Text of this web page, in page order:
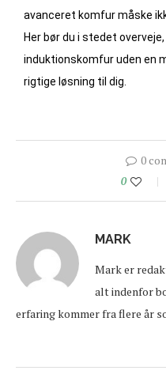
avanceret komfur måske
Her bør du i stedet
induktionskomfur uden en
rigtige løsning til dig.
0
0
MARK
Mark er
alt indenfor
erfaring kommer fra flere år